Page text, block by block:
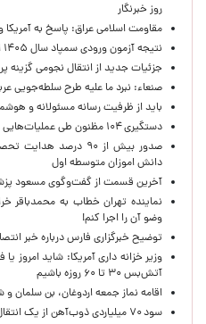
روز خبرنگار
مقاومت اسلامی عراق: پاسخ به آمریکا
نتیجه آزمون ورودی سمپاد سال ۱۴۰۵ اعلام شد
جزئیات جدید از انتقال نجومی
صنعاء: نبرد ما علیه طرح سلطه‌جویی
باید از ظرفیت رسانه مسئولانه و
دستگیری ۱۰۴ مظنون طی عملیات‌هایی علیه داعش در ترکیه
دانش اموزان متوسطه اول
آخرین قسمت از گفت‌وگوی مسعود
نماینده تهران خطاب به محمدباقر
وضو آن را اجرا کنم!
توضیح خبرگزاری فارس درباره خبر
وزیر خزانه داری آمریکا: شاید امروز
آتش‌بس ۳۰ تا ۶۰ روزه باشیم
اقامه نماز جمعه اردوغان، بن ‌سلمان
سود ۷۰ میلیاردی ذوب‌آهن از یک انتقال عجیب